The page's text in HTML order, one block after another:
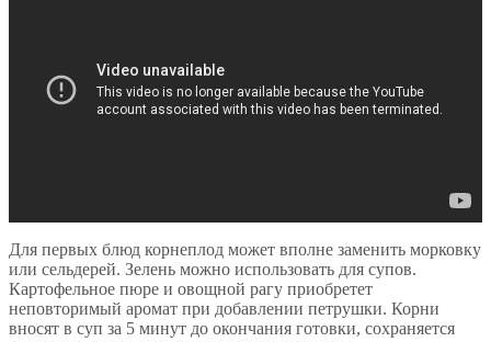
Для первых блюд корнеплод может вполне заменить морковку
или сельдерей. Зелень можно использовать для супов.
Картофельное пюре и овощной рагу приобретет
неповторимый аромат при добавлении петрушки. Корни
вносят в суп за 5 минут до окончания готовки, сохраняется